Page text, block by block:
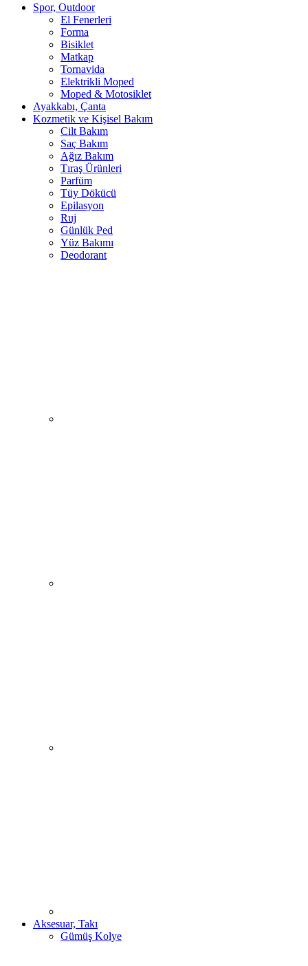
Spor, Outdoor
El Fenerleri
Forma
Bisiklet
Matkap
Tornavida
Elektrikli Moped
Moped & Motosiklet
Ayakkabı, Çanta
Kozmetik ve Kişisel Bakım
Cilt Bakım
Saç Bakım
Ağız Bakım
Tıraş Ürünleri
Parfüm
Tüy Dökücü
Epilasyon
Ruj
Günlük Ped
Yüz Bakımı
Deodorant
Aksesuar, Takı
Gümüş Kolye